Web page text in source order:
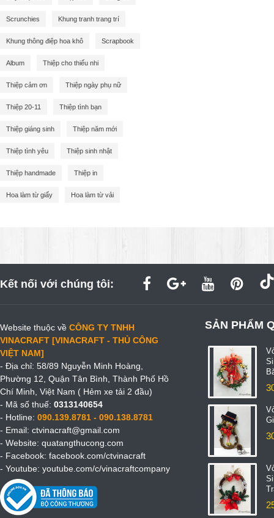
Scrunchies Khung tranh trang trí
Khung thông điệp hoa khô Scrapbook
Album Thiệp cho thiếu nhi
Thiệp cảm ơn Thiệp ngày phụ nữ
Thiệp 20-11 Thiệp tình bạn
Thiệp giáng sinh Thiệp năm mới
Thiệp tình yêu Thiệp sinh nhật
Thiệp handmade Thiệp in
Hoa làm từ giấy Hoa làm từ vải
Kết nối với chúng tôi:
Website thuộc về CÔNG TY TNHH
VINACRAFT [VINACRAFT - THỦ CÔNG
VIỆT NAM]
- Địa chỉ: 58/89 Nguyễn Minh Hoàng,
Phường 12, Quận Tân Bình, Thành Phố Hồ
Chí Minh, Việt Nam ( Hẻm xe tải 2 đầu)
- Mã số thuế: 0313140654
- Hotline: 090.139.8781 - 090.138.8781
- Email: ctvinacraft@gmail.com
- Website: quatangthucong.com
- Facebook: facebook.com/ctvinacraft
- Youtube: youtube.com/c/vinacraftcompany
SẢN PHẨM